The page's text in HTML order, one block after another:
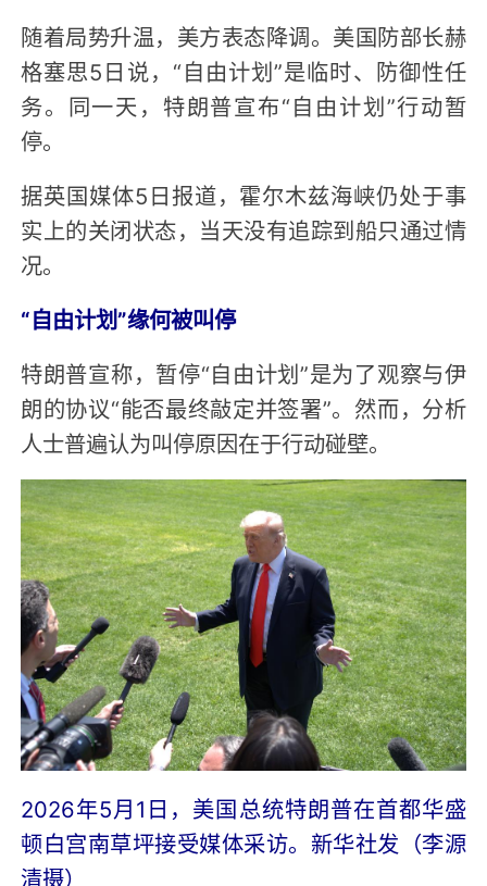
随着局势升温，美方表态降调。美国防部长赫
格塞思5日说，“自由计划”是临时、防御性任
务。同一天，特朗普宣布“自由计划”行动暂
停。
据英国媒体5日报道，霍尔木兹海峡仍处于事
实上的关闭状态，当天没有追踪到船只通过情
况。
“自由计划”缘何被叫停
特朗普宣称，暂停“自由计划”是为了观察与伊
朗的协议“能否最终敲定并签署”。然而，分析
人士普遍认为叫停原因在于行动碰壁。
2026年5月1日，美国总统特朗普在首都华盛
顿白宫南草坪接受媒体采访。新华社发（李源
清摄）